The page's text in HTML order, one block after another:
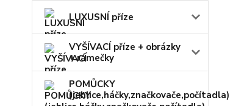
LUXUSNÍ příze
VYŠÍVACÍ příze + obrázky
+ rámečky
POMŮCKY
(jehlice,háčky,značkovače,počítadla)